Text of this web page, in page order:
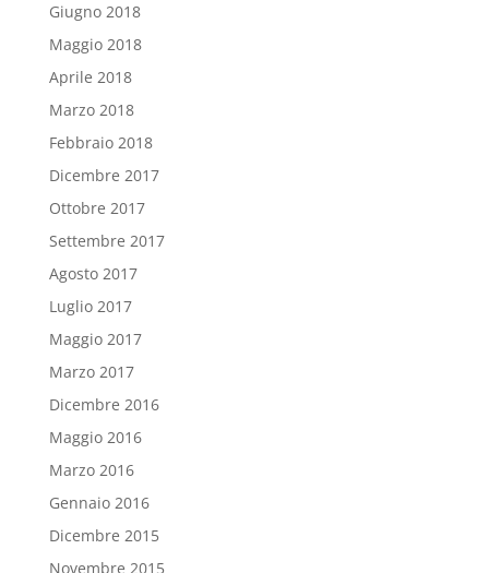
Giugno 2018
Maggio 2018
Aprile 2018
Marzo 2018
Febbraio 2018
Dicembre 2017
Ottobre 2017
Settembre 2017
Agosto 2017
Luglio 2017
Maggio 2017
Marzo 2017
Dicembre 2016
Maggio 2016
Marzo 2016
Gennaio 2016
Dicembre 2015
Novembre 2015